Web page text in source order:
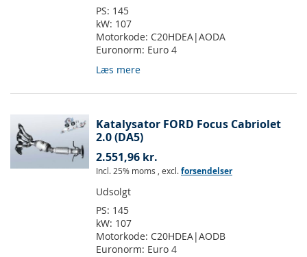
PS: 145
kW: 107
Motorkode: C20HDEA|AODA
Euronorm: Euro 4
Læs mere
Katalysator FORD Focus Cabriolet
2.0 (DA5)
2.551,96 kr.
Incl. 25% moms , excl.forsendelser
Udsolgt
PS: 145
kW: 107
Motorkode: C20HDEA|AODB
Euronorm: Euro 4